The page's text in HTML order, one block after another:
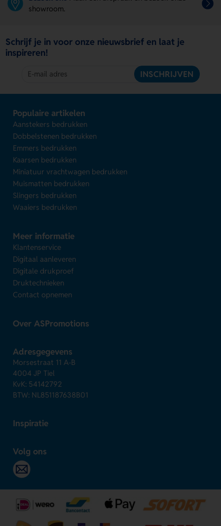
showroom.
Schrijf je in voor onze nieuwsbrief en laat je
inspireren!
INSCHRIJVEN
Populaire artikelen
Aanstekers bedrukken
Dobbelstenen bedrukken
Emmers bedrukken
Kaarsen bedrukken
Miniatuur vrachtwagen bedrukken
Muismatten bedrukken
Slingers bedrukken
Waaiers bedrukken
Meer informatie
Klantenservice
Digitaal aanleveren
Digitale drukproef
Druktechnieken
Contact opnemen
Over ASPromotions
Adresgegevens
Morsestraat 11 A-B
4004 JP Tiel
KvK: 54142792
BTW: NL851187638B01
Inspiratie
Volg ons